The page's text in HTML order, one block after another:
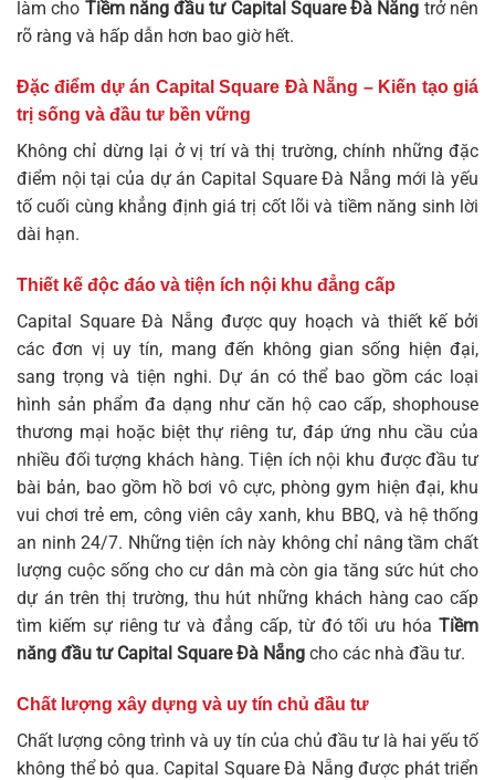
làm cho Tiềm năng đầu tư Capital Square Đà Nẵng trở nên
rõ ràng và hấp dẫn hơn bao giờ hết.
Đặc điểm dự án Capital Square Đà Nẵng – Kiến tạo giá
trị sống và đầu tư bền vững
Không chỉ dừng lại ở vị trí và thị trường, chính những đặc
điểm nội tại của dự án Capital Square Đà Nẵng mới là yếu
tố cuối cùng khẳng định giá trị cốt lõi và tiềm năng sinh lời
dài hạn.
Thiết kế độc đáo và tiện ích nội khu đẳng cấp
Capital Square Đà Nẵng được quy hoạch và thiết kế bởi
các đơn vị uy tín, mang đến không gian sống hiện đại,
sang trọng và tiện nghi. Dự án có thể bao gồm các loại
hình sản phẩm đa dạng như căn hộ cao cấp, shophouse
thương mại hoặc biệt thự riêng tư, đáp ứng nhu cầu của
nhiều đối tượng khách hàng. Tiện ích nội khu được đầu tư
bài bản, bao gồm hồ bơi vô cực, phòng gym hiện đại, khu
vui chơi trẻ em, công viên cây xanh, khu BBQ, và hệ thống
an ninh 24/7. Những tiện ích này không chỉ nâng tầm chất
lượng cuộc sống cho cư dân mà còn gia tăng sức hút cho
dự án trên thị trường, thu hút những khách hàng cao cấp
tìm kiếm sự riêng tư và đẳng cấp, từ đó tối ưu hóa Tiềm
năng đầu tư Capital Square Đà Nẵng cho các nhà đầu tư.
Chất lượng xây dựng và uy tín chủ đầu tư
Chất lượng công trình và uy tín của chủ đầu tư là hai yếu tố
không thể bỏ qua. Capital Square Đà Nẵng được phát triển